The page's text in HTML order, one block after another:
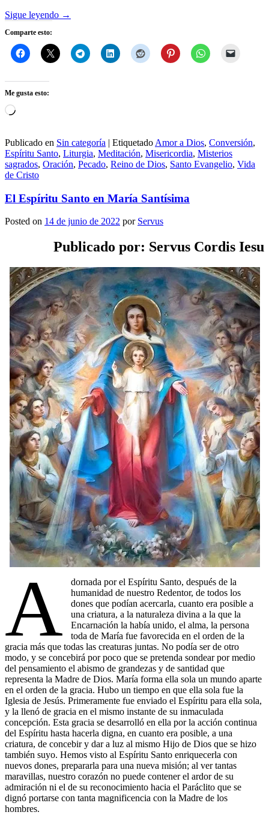
Sigue leyendo →
Comparte esto:
Me gusta esto:
Cargando...
Publicado en Sin categoría | Etiquetado Amor a Dios, Conversión,
Espíritu Santo, Liturgia, Meditación, Misericordia, Misterios
sagrados, Oración, Pecado, Reino de Dios, Santo Evangelio, Vida
de Cristo
El Espíritu Santo en María Santísima
Posted on 14 de junio de 2022 por Servus
Publicado por: Servus Cordis Iesu
A
dornada por el Espíritu Santo, después de la
humanidad de nuestro Redentor, de todos los
dones que podían acercarla, cuanto era posible a
una criatura, a la naturaleza divina a la que la
Encarnación la había unido, el alma, la persona
toda de María fue favorecida en el orden de la
gracia más que todas las creaturas juntas. No podía ser de otro
modo, y se concebirá por poco que se pretenda sondear por medio
del pensamiento el abismo de grandezas y de santidad que
representa la Madre de Dios. María forma ella sola un mundo aparte
en el orden de la gracia. Hubo un tiempo en que ella sola fue la
Iglesia de Jesús. Primeramente fue enviado el Espíritu para ella sola,
y la llenó de gracia en el mismo instante de su inmaculada
concepción. Esta gracia se desarrolló en ella por la acción continua
del Espíritu hasta hacerla digna, en cuanto era posible, a una
criatura, de concebir y dar a luz al mismo Hijo de Dios que se hizo
también suyo. Hemos visto al Espíritu Santo enriquecerla con
nuevos dones, prepararla para una nueva misión; al ver tantas
maravillas, nuestro corazón no puede contener el ardor de su
admiración ni el de su reconocimiento hacia el Paráclito que se
dignó portarse con tanta magnificencia con la Madre de los
hombres.